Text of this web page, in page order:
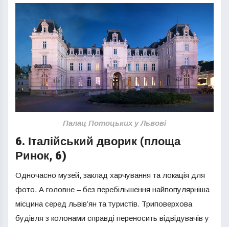
Палац Потоцьких у Львові
6. Італійський дворик (площа
Ринок, 6)
Одночасно музей, заклад харчування та локація для
фото. А головне – без перебільшення найпопулярніша
місцина серед львів’ян та туристів. Триповерхова
будівля з колонами справді переносить відвідувачів у